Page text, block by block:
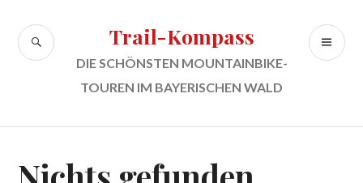
Inhalt
springen
Trail-Kompass
DIE SCHÖNSTEN MOUNTAINBIKE-
TOUREN IM BAYERISCHEN WALD
SUCHE